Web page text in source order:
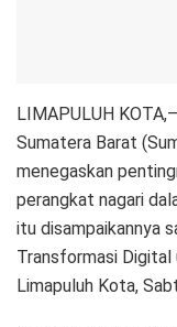
LIMAPULUH
Sumatera Barat
menegaskan
perangkat nagari
itu disampaikannya
Transformasi Digital
Limapuluh Kota,